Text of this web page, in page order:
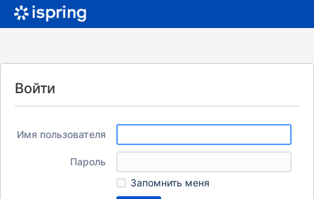
Войти
Имя пользователя
Пароль
Запомнить меня